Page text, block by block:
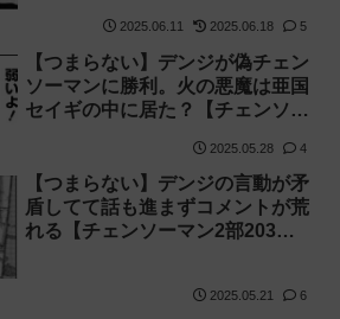
2025.06.11 2025.06.18 5
【つまらない】デンジが偽チェン
ソーマンに勝利。火の悪魔は亜国
セイギの中に居た？【チェンソー
2025.05.28 4
【つまらない】デンジの言動が矛
盾してて話も進まずコメントが荒
れる【チェンソーマン2部203話
2025.05.21 6